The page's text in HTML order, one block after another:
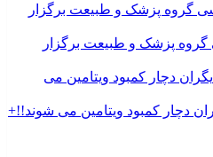
گروه پزشک و طبیعت برگزار
دچار کمبود ویتامین می شوند!!+